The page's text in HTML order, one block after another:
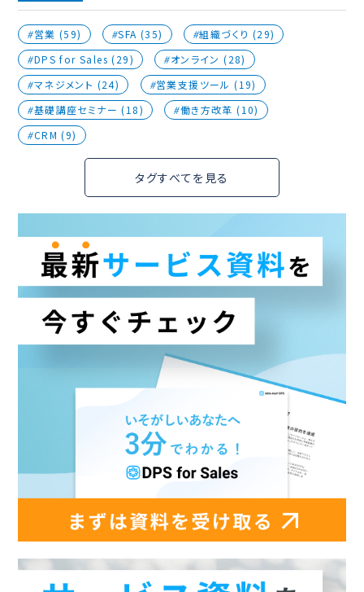
営業 (59) SFA (35)
組織づくり (29)
DPS for Sales (29)
オンライン (28)
マネジメント (24)
営業支援ツール (19)
基礎講座セミナー (18)
働き方改革 (10)
CRM (9)
タグすべてを見る